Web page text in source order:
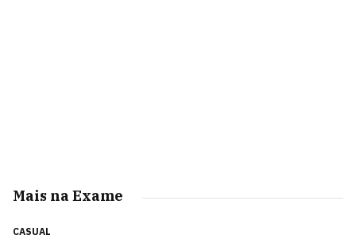
Mais na Exame
CASUAL